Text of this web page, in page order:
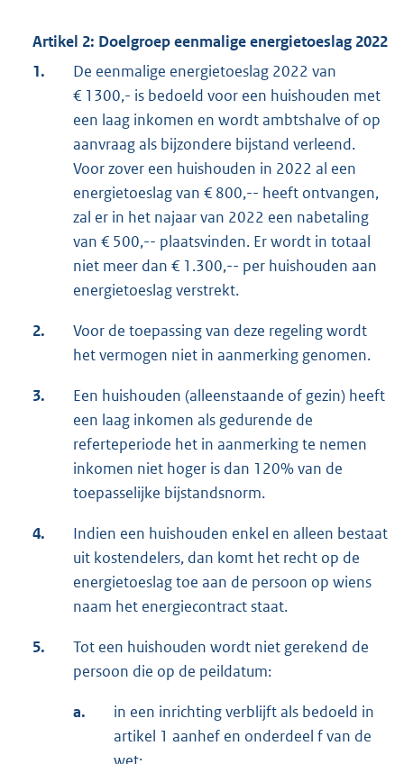
Artikel 2: Doelgroep eenmalige energietoeslag 2022
1.
De eenmalige energietoeslag 2022 van
€ 1300,- is bedoeld voor een huishouden met
een laag inkomen en wordt ambtshalve of op
aanvraag als bijzondere bijstand verleend.
Voor zover een huishouden in 2022 al een
energietoeslag van € 800,-- heeft ontvangen,
zal er in het najaar van 2022 een nabetaling
van € 500,-- plaatsvinden. Er wordt in totaal
niet meer dan € 1.300,-- per huishouden aan
energietoeslag verstrekt.
2.
Voor de toepassing van deze regeling wordt
het vermogen niet in aanmerking genomen.
3.
Een huishouden (alleenstaande of gezin) heeft
een laag inkomen als gedurende de
referteperiode het in aanmerking te nemen
inkomen niet hoger is dan 120% van de
toepasselijke bijstandsnorm.
4.
Indien een huishouden enkel en alleen bestaat
uit kostendelers, dan komt het recht op de
energietoeslag toe aan de persoon op wiens
naam het energiecontract staat.
5.
Tot een huishouden wordt niet gerekend de
persoon die op de peildatum:
a.
in een inrichting verblijft als bedoeld in
artikel 1 aanhef en onderdeel f van de